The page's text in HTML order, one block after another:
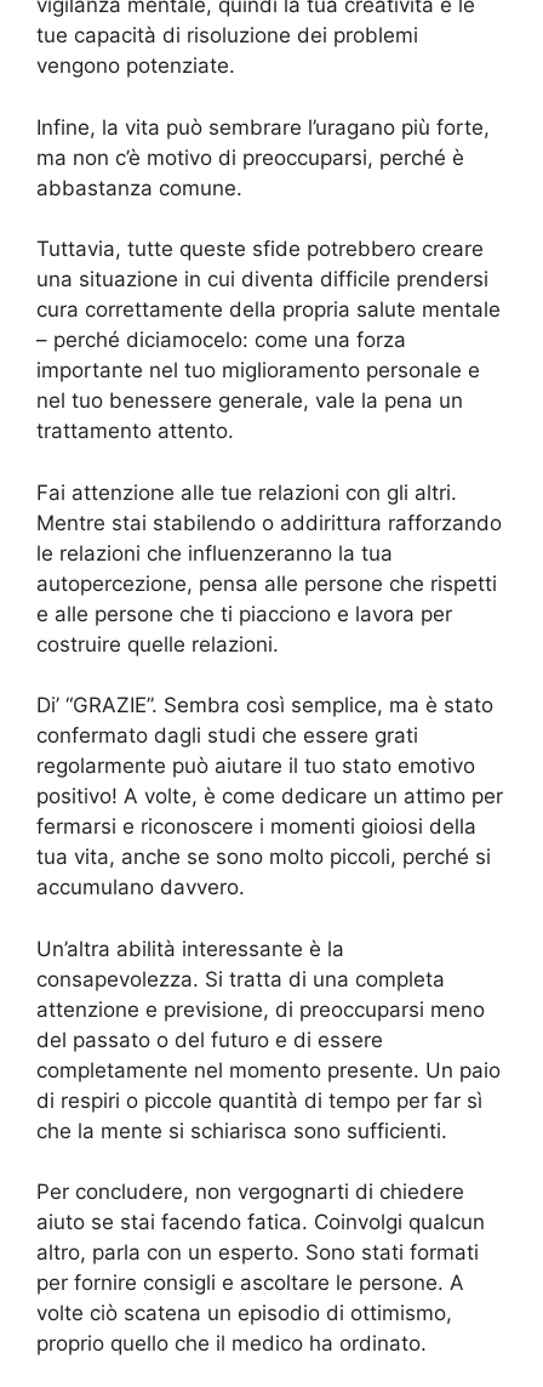
vigilanza mentale, quindi la tua creatività e le
tue capacità di risoluzione dei problemi
vengono potenziate.
Infine, la vita può sembrare l’uragano più forte,
ma non c’è motivo di preoccuparsi, perché è
abbastanza comune.
Tuttavia, tutte queste sfide potrebbero creare
una situazione in cui diventa difficile prendersi
cura correttamente della propria salute mentale
– perché diciamocelo: come una forza
importante nel tuo miglioramento personale e
nel tuo benessere generale, vale la pena un
trattamento attento.
Fai attenzione alle tue relazioni con gli altri.
Mentre stai stabilendo o addirittura rafforzando
le relazioni che influenzeranno la tua
autopercezione, pensa alle persone che rispetti
e alle persone che ti piacciono e lavora per
costruire quelle relazioni.
Di’ “GRAZIE”. Sembra così semplice, ma è stato
confermato dagli studi che essere grati
regolarmente può aiutare il tuo stato emotivo
positivo! A volte, è come dedicare un attimo per
fermarsi e riconoscere i momenti gioiosi della
tua vita, anche se sono molto piccoli, perché si
accumulano davvero.
Un’altra abilità interessante è la
consapevolezza. Si tratta di una completa
attenzione e previsione, di preoccuparsi meno
del passato o del futuro e di essere
completamente nel momento presente. Un paio
di respiri o piccole quantità di tempo per far sì
che la mente si schiarisca sono sufficienti.
Per concludere, non vergognarti di chiedere
aiuto se stai facendo fatica. Coinvolgi qualcun
altro, parla con un esperto. Sono stati formati
per fornire consigli e ascoltare le persone. A
volte ciò scatena un episodio di ottimismo,
proprio quello che il medico ha ordinato.